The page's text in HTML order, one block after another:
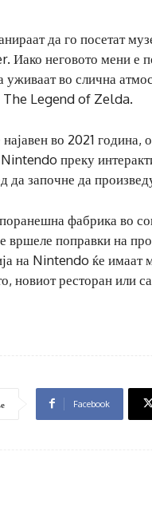
да го посетат
Иако неговото мени
уживаат во слична
The Legend of Zelda.
во 2021 година,
преку
да започне да
фабрика во
вршеле поправки на
на Nintendo ќе
новиот ресторан или
Facebook